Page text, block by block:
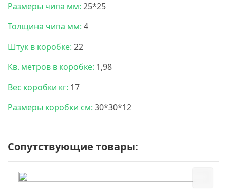
Размеры чипа мм: 25*25
Толщина чипа мм: 4
Штук в коробке: 22
Кв. метров в коробке: 1,98
Вес коробки кг: 17
Размеры коробки см: 30*30*12
Сопутствующие товары: